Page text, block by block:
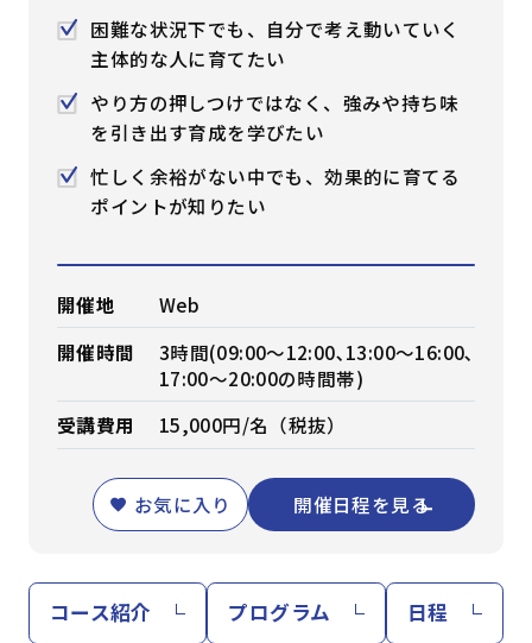
開催間近
管理者ログイン
受講者ログイン
困難な状況下でも、自分で考え動いていく
主体的な人に育てたい
やり方の押しつけではなく、強みや持ち味
を引き出す育成を学びたい
忙しく余裕がない中でも、効果的に育てる
ポイントが知りたい
開催地
Web
開催時間
3時間(09:00～12:00､13:00～16:00､
17:00～20:00の時間帯)
受講費用
15,000円/名（税抜）
お気に入り 開催日程を見る
コース紹介 プログラム 日程